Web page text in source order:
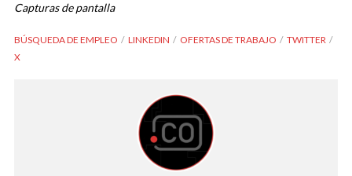
Capturas de pantalla
BÚSQUEDA DE EMPLEO LINKEDIN OFERTAS DE TRABAJO
TWITTER
X